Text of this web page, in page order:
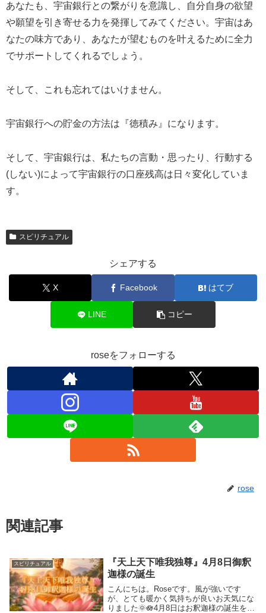
あなたも、宇宙銀行との繋がりを意識し、自分自身の欲望
や願望を引き寄せる力を発揮してみてください。宇宙はあ
なたの味方であり、あなたが望むものを叶えるために全力
でサポートしてくれるでしょう。
そして、これも忘れてはいけません。
宇宙銀行への貯金の方法は『徳積み』になります。
そして、宇宙銀行は、私たちの言動・思ったり、行動する
(しない)によって宇宙銀行の口座残高は日々変化していま
す。
スピリチュアル
シェアする
X Facebook はてブ
LINE コピー
roseをフォローする
rose
関連記事
スピリチュアル
『天上天下唯我独尊』4月8日御釈
迦様の誕生
こんにちは。Roseです。風が強いです
が、とても暖かく気持ちが良いお天気にな
りました🌞🪷4月8日はお釈迦様の誕生をお